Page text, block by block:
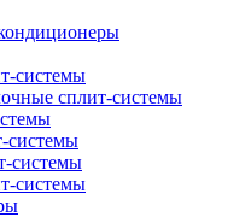
системы
сплит-системы
системы
системы
системы